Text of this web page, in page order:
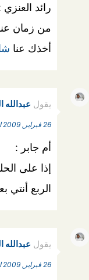
رائد العنزي
من زمان
أخذك عنا
يقول عبدالله
26 فبراير, 2009 الساعة 5:35 م
أم جابر :
إذا على
الربع أنتي
يقول عبدالله
26 فبراير, 2009 الساعة 5:34 م